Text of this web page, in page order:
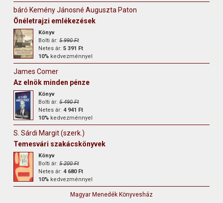
báró Kemény Jánosné Auguszta Paton
Önéletrajzi emlékezések
Könyv
Bolti ár:5 990 Ft
Netes ár:5 391 Ft
10% kedvezménnyel
James Comer
Az elnök minden pénze
Könyv
Bolti ár:5 490 Ft
Netes ár:4 941 Ft
10% kedvezménnyel
S. Sárdi Margit (szerk.)
Temesvári szakácskönyvek
Könyv
Bolti ár:5 200 Ft
Netes ár:4 680 Ft
10% kedvezménnyel
Magyar Menedék Könyvesház